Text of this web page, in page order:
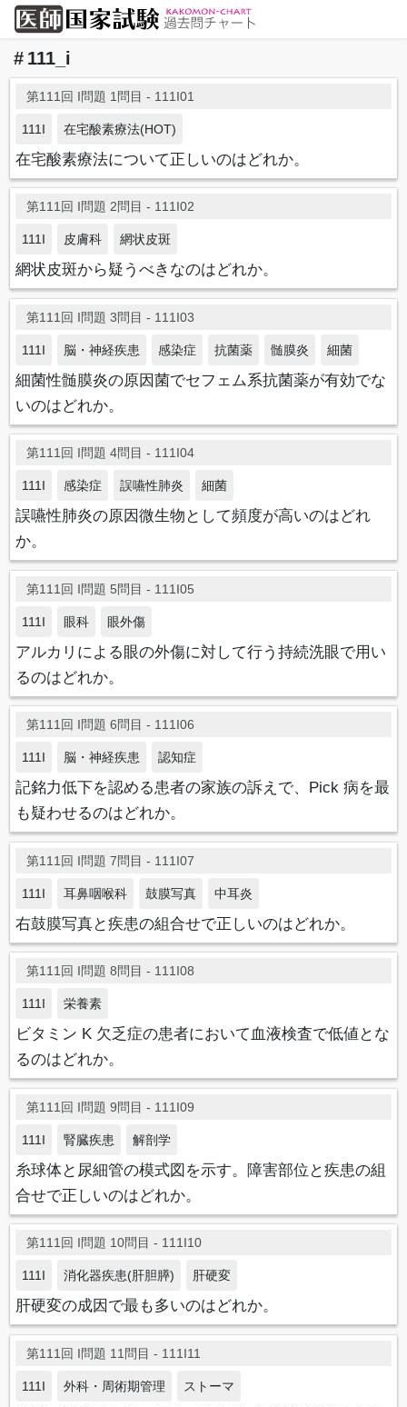
111_i
第111回 I問題 1問目 - 111I01
111I 在宅酸素療法(HOT)
在宅酸素療法について正しいのはどれか。
第111回 I問題 2問目 - 111I02
111I 皮膚科 網状皮斑
網状皮斑から疑うべきなのはどれか。
第111回 I問題 3問目 - 111I03
111I 脳・神経疾患 感染症 抗菌薬 髄膜炎 細菌
細菌性髄膜炎の原因菌でセフェム系抗菌薬が有効でな
いのはどれか。
第111回 I問題 4問目 - 111I04
111I 感染症 誤嚥性肺炎 細菌
誤嚥性肺炎の原因微生物として頻度が高いのはどれ
か。
第111回 I問題 5問目 - 111I05
111I 眼科 眼外傷
アルカリによる眼の外傷に対して行う持続洗眼で用い
るのはどれか。
第111回 I問題 6問目 - 111I06
111I 脳・神経疾患 認知症
記銘力低下を認める患者の家族の訴えで、Pick 病を最
も疑わせるのはどれか。
第111回 I問題 7問目 - 111I07
111I 耳鼻咽喉科 鼓膜写真 中耳炎
右鼓膜写真と疾患の組合せで正しいのはどれか。
第111回 I問題 8問目 - 111I08
111I 栄養素
ビタミン K 欠乏症の患者において血液検査で低値とな
るのはどれか。
第111回 I問題 9問目 - 111I09
111I 腎臓疾患 解剖学
糸球体と尿細管の模式図を示す。障害部位と疾患の組
合せで正しいのはどれか。
第111回 I問題 10問目 - 111I10
111I 消化器疾患(肝胆膵) 肝硬変
肝硬変の成因で最も多いのはどれか。
第111回 I問題 11問目 - 111I11
111I 外科・周術期管理 ストーマ